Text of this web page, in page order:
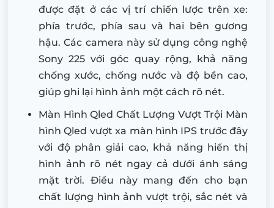
được đặt ở các vị trí chiến lược trên xe:
phía trước, phía sau và hai bên gương
hậu. Các camera này sử dụng công nghệ
Sony 225 với góc quay rộng, khả năng
chống xước, chống nước và độ bền cao,
giúp ghi lại hình ảnh một cách rõ nét.
Màn Hình Qled Chất Lượng Vượt Trội Màn
hình Qled vượt xa màn hình IPS trước đây
với độ phân giải cao, khả năng hiển thị
hình ảnh rõ nét ngay cả dưới ánh sáng
mặt trời. Điều này mang đến cho bạn
chất lượng hình ảnh vượt trội, sắc nét và